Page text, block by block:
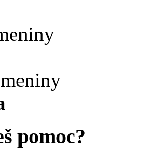
pomoc?